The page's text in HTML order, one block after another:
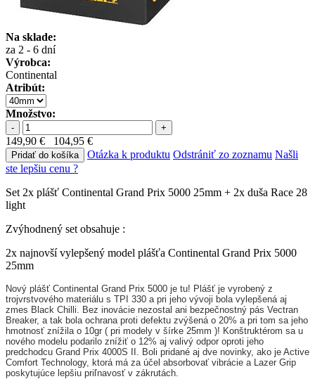
Na sklade:
za 2 - 6 dní
Výrobca:
Continental
Atribút:
Množstvo:
- +
149,90 € 104,95 €
Pridať do košíka Otázka k produktu Odstrániť zo zoznamu Našli
ste lepšiu cenu ?
Set 2x plášť Continental Grand Prix 5000 25mm + 2x duša Race 28
light
Zvýhodnený set obsahuje :
2x najnovší vylepšený model plášťa Continental Grand Prix 5000
25mm
Nový plášť Continental Grand Prix 5000 je tu! Plášť je vyrobený z
trojvrstvového materiálu s TPI 330 a pri jeho vývoji bola vylepšená aj
zmes Black Chilli. Bez inovácie nezostal ani bezpečnostný pás Vectran
Breaker, a tak bola ochrana proti defektu zvýšená o 20% a pri tom sa jeho
hmotnosť znížila o 10gr ( pri modely v šírke 25mm )! Konštruktérom sa u
nového modelu podarilo znížiť o 12% aj valivý odpor oproti jeho
predchodcu Grand Prix 4000S II.
Boli pridané aj dve novinky, ako je Active
Comfort Technology, ktorá má za účel absorbovať vibrácie a Lazer Grip
poskytujúce lepšiu priľnavosť v zákrutách.